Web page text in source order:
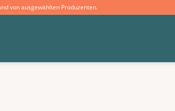
von ausgewählten Produzenten.